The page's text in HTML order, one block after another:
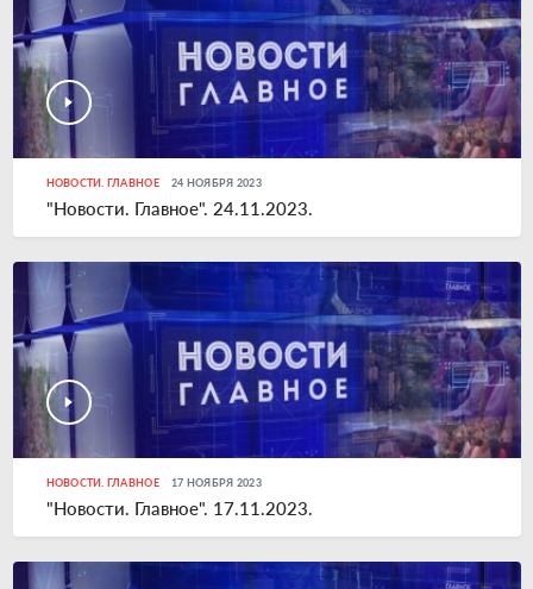
НОВОСТИ. ГЛАВНОЕ 24 НОЯБРЯ 2023
"Новости. Главное". 24.11.2023.
НОВОСТИ. ГЛАВНОЕ 17 НОЯБРЯ 2023
"Новости. Главное". 17.11.2023.